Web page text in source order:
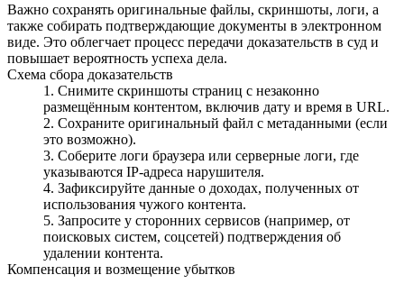
Важно сохранять оригинальные файлы, скриншоты, логи, а
также собирать подтверждающие документы в электронном
виде. Это облегчает процесс передачи доказательств в суд и
повышает вероятность успеха дела.
Схема сбора доказательств
Снимите скриншоты страниц с незаконно
размещённым контентом, включив дату и время в URL.
Сохраните оригинальный файл с метаданными (если
это возможно).
Соберите логи браузера или серверные логи, где
указываются IP-адреса нарушителя.
Зафиксируйте данные о доходах, полученных от
использования чужого контента.
Запросите у сторонних сервисов (например, от
поисковых систем, соцсетей) подтверждения об
удалении контента.
Компенсация и возмещение убытков